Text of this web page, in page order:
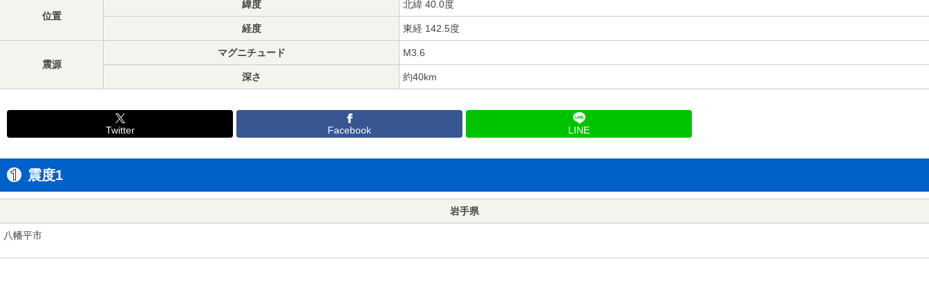
位置
緯度 北緯 40.0度
経度 東経 142.5度
震源
マグニチュード M3.6
深さ 約40km
Twitter Facebook LINE
震度1
岩手県
八幡平市